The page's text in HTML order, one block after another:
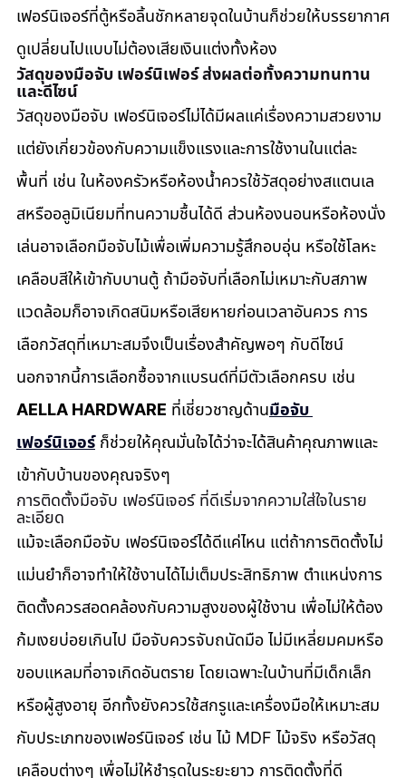
เฟอร์นิเจอร์ที่ตู้หรือลิ้นชักหลายจุดในบ้านก็ช่วยให้บรรยากาศ
ดูเปลี่ยนไปแบบไม่ต้องเสียเงินแต่งทั้งห้อง
วัสดุของมือจับ เฟอร์นิเฟอร์ ส่งผลต่อทั้งความทนทาน
และดีไซน์
วัสดุของมือจับ เฟอร์นิเจอร์ไม่ได้มีผลแค่เรื่องความสวยงาม
แต่ยังเกี่ยวข้องกับความแข็งแรงและการใช้งานในแต่ละ
พื้นที่ เช่น ในห้องครัวหรือห้องน้ำควรใช้วัสดุอย่างสแตนเล
สหรืออลูมิเนียมที่ทนความชื้นได้ดี ส่วนห้องนอนหรือห้องนั่ง
เล่นอาจเลือกมือจับไม้เพื่อเพิ่มความรู้สึกอบอุ่น หรือใช้โลหะ
เคลือบสีให้เข้ากับบานตู้ ถ้ามือจับที่เลือกไม่เหมาะกับสภาพ
แวดล้อมก็อาจเกิดสนิมหรือเสียหายก่อนเวลาอันควร การ
เลือกวัสดุที่เหมาะสมจึงเป็นเรื่องสำคัญพอๆ กับดีไซน์
นอกจากนี้การเลือกซื้อจากแบรนด์ที่มีตัวเลือกครบ เช่น
AELLA HARDWARE ที่เชี่ยวชาญด้านมือจับ
เฟอร์นิเจอร์ ก็ช่วยให้คุณมั่นใจได้ว่าจะได้สินค้าคุณภาพและ
เข้ากับบ้านของคุณจริงๆ
การติดตั้งมือจับ เฟอร์นิเจอร์ ที่ดีเริ่มจากความใส่ใจในราย
ละเอียด
แม้จะเลือกมือจับ เฟอร์นิเจอร์ได้ดีแค่ไหน แต่ถ้าการติดตั้งไม่
แม่นยำก็อาจทำให้ใช้งานได้ไม่เต็มประสิทธิภาพ ตำแหน่งการ
ติดตั้งควรสอดคล้องกับความสูงของผู้ใช้งาน เพื่อไม่ให้ต้อง
ก้มเงยบ่อยเกินไป มือจับควรจับถนัดมือ ไม่มีเหลี่ยมคมหรือ
ขอบแหลมที่อาจเกิดอันตราย โดยเฉพาะในบ้านที่มีเด็กเล็ก
หรือผู้สูงอายุ อีกทั้งยังควรใช้สกรูและเครื่องมือให้เหมาะสม
กับประเภทของเฟอร์นิเจอร์ เช่น ไม้ MDF ไม้จริง หรือวัสดุ
เคลือบต่างๆ เพื่อไม่ให้ชำรุดในระยะยาว การติดตั้งที่ดี